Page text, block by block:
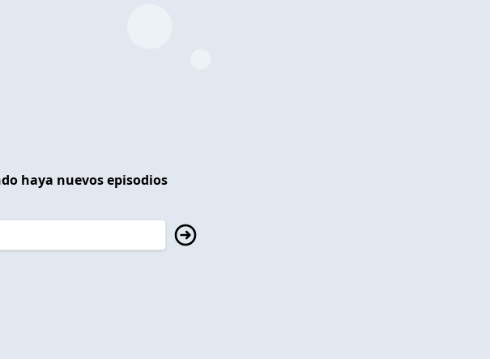
haya nuevos episodios